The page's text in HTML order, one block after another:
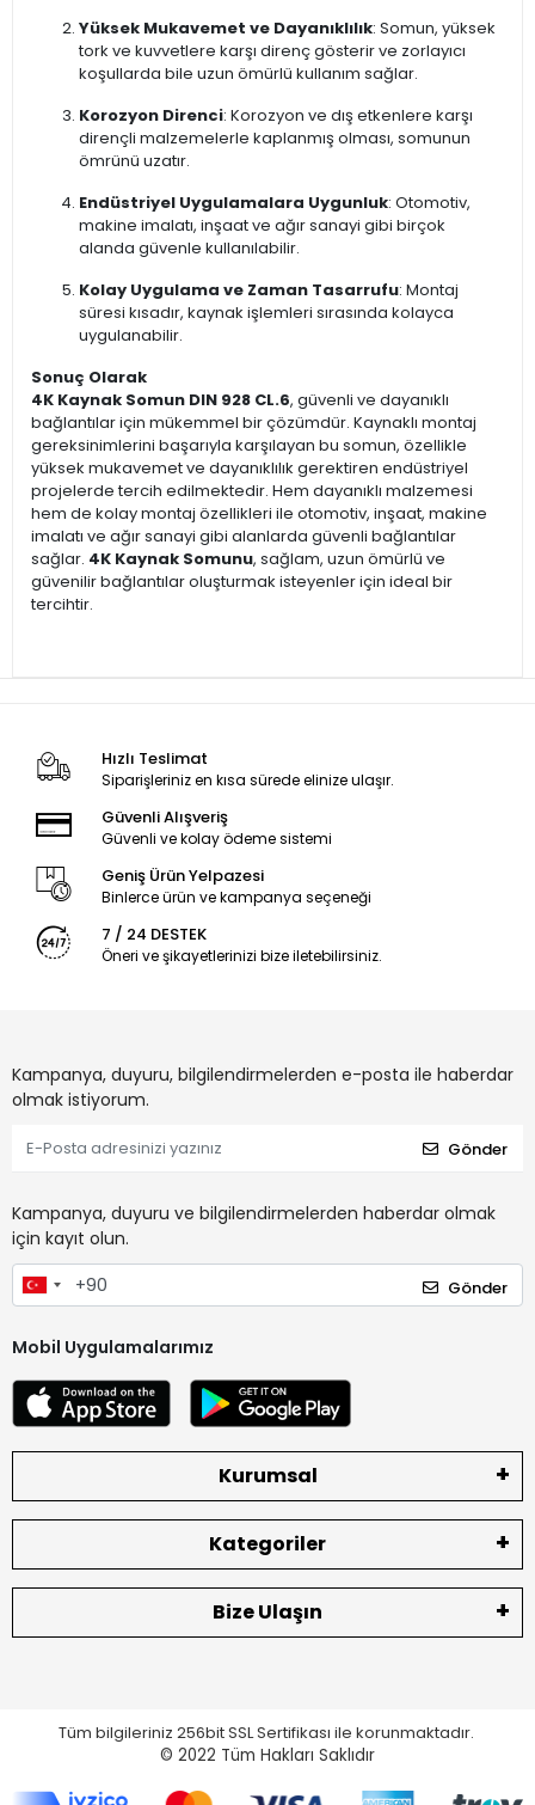
Yüksek Mukavemet ve Dayanıklılık: Somun, yüksek
tork ve kuvvetlere karşı direnç gösterir ve zorlayıcı
koşullarda bile uzun ömürlü kullanım sağlar.
Korozyon Direnci: Korozyon ve dış etkenlere karşı
dirençli malzemelerle kaplanmış olması, somunun
ömrünü uzatır.
Endüstriyel Uygulamalara Uygunluk: Otomotiv,
makine imalatı, inşaat ve ağır sanayi gibi birçok
alanda güvenle kullanılabilir.
Kolay Uygulama ve Zaman Tasarrufu: Montaj
süresi kısadır, kaynak işlemleri sırasında kolayca
uygulanabilir.
Sonuç Olarak
4K Kaynak Somun DIN 928 CL.6, güvenli ve dayanıklı
bağlantılar için mükemmel bir çözümdür. Kaynaklı montaj
gereksinimlerini başarıyla karşılayan bu somun, özellikle
yüksek mukavemet ve dayanıklılık gerektiren endüstriyel
projelerde tercih edilmektedir. Hem dayanıklı malzemesi
hem de kolay montaj özellikleri ile otomotiv, inşaat, makine
imalatı ve ağır sanayi gibi alanlarda güvenli bağlantılar
sağlar. 4K Kaynak Somunu, sağlam, uzun ömürlü ve
güvenilir bağlantılar oluşturmak isteyenler için ideal bir
tercihtir.
Hızlı Teslimat
Siparişleriniz en kısa sürede elinize ulaşır.
Güvenli Alışveriş
Güvenli ve kolay ödeme sistemi
Geniş Ürün Yelpazesi
Binlerce ürün ve kampanya seçeneği
7 / 24 DESTEK
Öneri ve şikayetlerinizi bize iletebilirsiniz.
Kampanya, duyuru, bilgilendirmelerden e-posta ile haberdar
olmak istiyorum.
Gönder
Kampanya, duyuru ve bilgilendirmelerden haberdar olmak
için kayıt olun.
Gönder
Mobil Uygulamalarımız
Kurumsal
Kategoriler
Bize Ulaşın
Tüm bilgileriniz 256bit SSL Sertifikası ile korunmaktadır.
© 2022 Tüm Hakları Saklıdır